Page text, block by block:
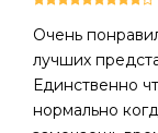
Очень
лучших
Единственно
нормально